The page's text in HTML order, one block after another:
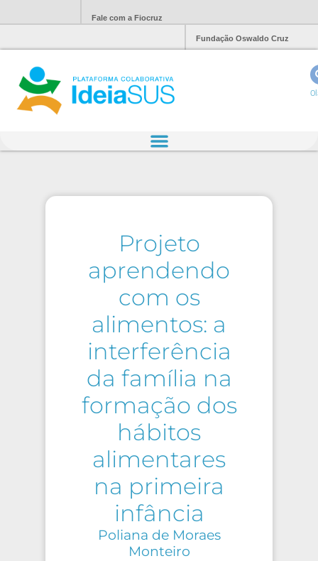
Fale com a Fiocruz
Fundação Oswaldo Cruz
Projeto
aprendendo
com os
alimentos: a
interferência
da família na
formação dos
hábitos
alimentares
na primeira
infância
Poliana de Moraes
Monteiro